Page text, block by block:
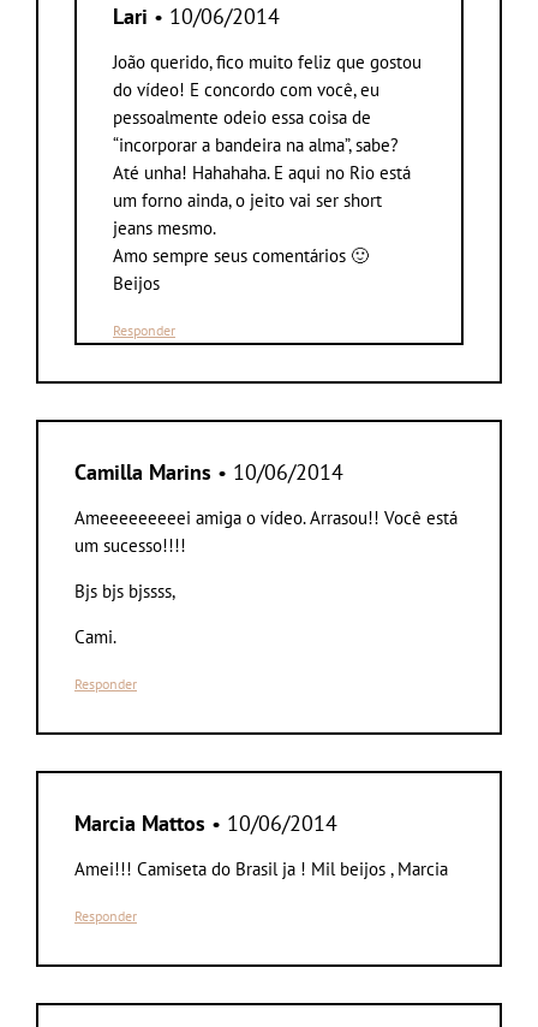
Lari • 10/06/2014
João querido, fico muito feliz que gostou
do vídeo! E concordo com você, eu
pessoalmente odeio essa coisa de
“incorporar a bandeira na alma”, sabe?
Até unha! Hahahaha. E aqui no Rio está
um forno ainda, o jeito vai ser short
jeans mesmo.
Amo sempre seus comentários 🙂
Beijos
Responder
Camilla Marins • 10/06/2014
Ameeeeeeeeei amiga o vídeo. Arrasou!! Você está
um sucesso!!!!
Bjs bjs bjssss,
Cami.
Responder
Marcia Mattos • 10/06/2014
Amei!!! Camiseta do Brasil ja ! Mil beijos , Marcia
Responder